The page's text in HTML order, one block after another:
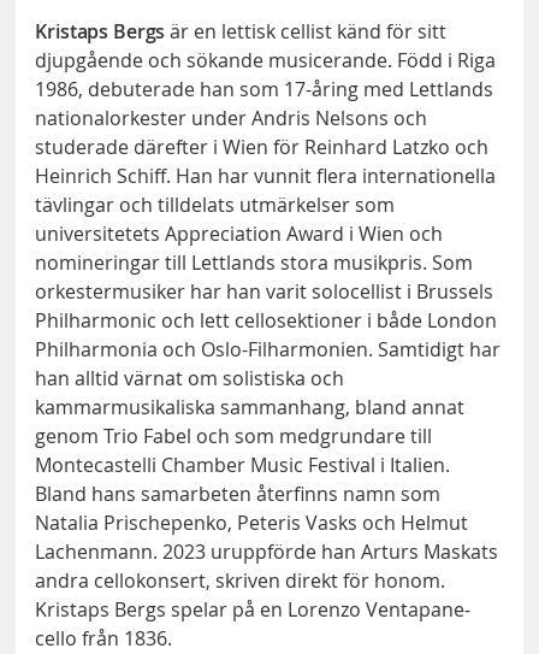
Kristaps Bergs är en lettisk cellist känd för sitt
djupgående och sökande musicerande. Född i Riga
1986, debuterade han som 17-åring med Lettlands
nationalorkester under Andris Nelsons och
studerade därefter i Wien för Reinhard Latzko och
Heinrich Schiff. Han har vunnit flera internationella
tävlingar och tilldelats utmärkelser som
universitetets Appreciation Award i Wien och
nomineringar till Lettlands stora musikpris. Som
orkestermusiker har han varit solocellist i Brussels
Philharmonic och lett cellosektioner i både London
Philharmonia och Oslo-Filharmonien. Samtidigt har
han alltid värnat om solistiska och
kammarmusikaliska sammanhang, bland annat
genom Trio Fabel och som medgrundare till
Montecastelli Chamber Music Festival i Italien.
Bland hans samarbeten återfinns namn som
Natalia Prischepenko, Peteris Vasks och Helmut
Lachenmann. 2023 uruppförde han Arturs Maskats
andra cellokonsert, skriven direkt för honom.
Kristaps Bergs spelar på en Lorenzo Ventapane-
cello från 1836.